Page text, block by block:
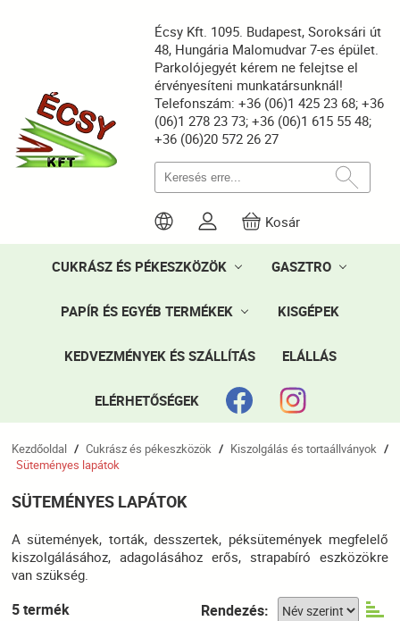
Écsy Kft. 1095. Budapest, Soroksári út
48, Hungária Malomudvar 7-es épület.
Parkolójegyét kérem ne felejtse el
érvényesíteni munkatársunknál!
Telefonszám: +36 (06)1 425 23 68; +36
(06)1 278 23 73; +36 (06)1 615 55 48;
+36 (06)20 572 26 27
Kosár
CUKRÁSZ ÉS PÉKESZKÖZÖK GASZTRO
PAPÍR ÉS EGYÉB TERMÉKEK KISGÉPEK
KEDVEZMÉNYEK ÉS SZÁLLÍTÁS ELÁLLÁS
ELÉRHETŐSÉGEK
Kezdőoldal / Cukrász és pékeszközök / Kiszolgálás és tortaállványok /
Süteményes lapátok
SÜTEMÉNYES LAPÁTOK
A sütemények, torták, desszertek, péksütemények megfelelő
kiszolgálásához, adagolásához erős, strapabíró eszközökre
van szükség.
5 termék Rendezés: